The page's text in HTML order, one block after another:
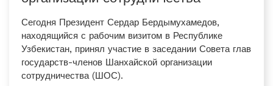
Сегодня Президент Сердар Бердымухамедов,
находящийся с рабочим визитом в Республике
Узбекистан, принял участие в заседании Совета глав
государств-членов Шанхайской организации
сотрудничества (ШОС).